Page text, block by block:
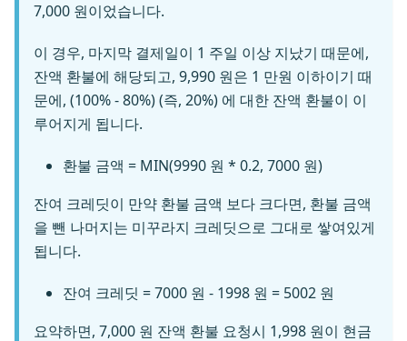
7,000 원이었습니다.
이 경우, 마지막 결제일이 1 주일 이상 지났기 때문에,
잔액 환불에 해당되고, 9,990 원은 1 만원 이하이기 때
문에, (100% - 80%) (즉, 20%) 에 대한 잔액 환불이 이
루어지게 됩니다.
환불 금액 = MIN(9990 원 * 0.2, 7000 원)
잔여 크레딧이 만약 환불 금액 보다 크다면, 환불 금액
을 뺀 나머지는 미꾸라지 크레딧으로 그대로 쌓여있게
됩니다.
잔여 크레딧 = 7000 원 - 1998 원 = 5002 원
요약하면, 7,000 원 잔액 환불 요청시 1,998 원이 현금